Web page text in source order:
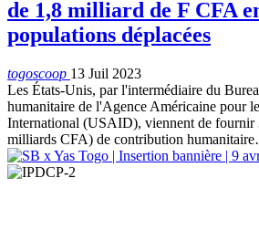
de 1,8 milliard de F CFA
populations déplacées
togoscoop 13 Juil 2023
Les États-Unis, par l'intermédiaire du
humanitaire de l'Agence Américaine pour
International (USAID), viennent de fournir
milliards CFA) de contribution